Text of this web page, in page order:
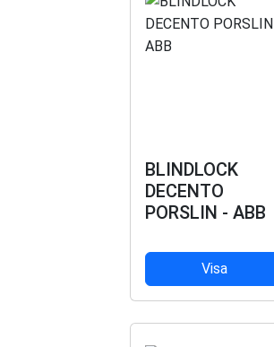
BLINDLOCK
DECENTO
PORSLIN - ABB
Visa